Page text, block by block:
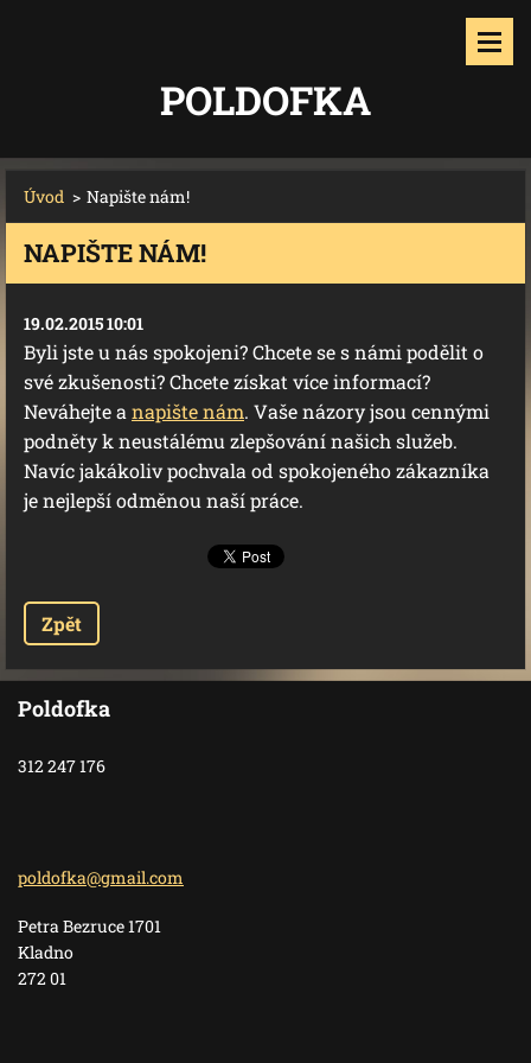
POLDOFKA
Úvod > Napište nám!
NAPIŠTE NÁM!
19.02.2015 10:01
Byli jste u nás spokojeni? Chcete se s námi podělit o
své zkušenosti? Chcete získat více informací?
Neváhejte a napište nám. Vaše názory jsou cennými
podněty k neustálému zlepšování našich služeb.
Navíc jakákoliv pochvala od spokojeného zákazníka
je nejlepší odměnou naší práce.
Zpět
Poldofka
312 247 176
poldofka@gmail.com
Petra Bezruce 1701
Kladno
272 01